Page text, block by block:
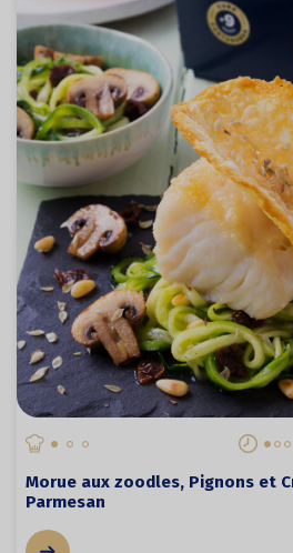
Morue aux zoodles, Pignons et
Parmesan